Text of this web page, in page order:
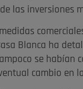
las inversiones
Blanca ha
se habían
cambio en